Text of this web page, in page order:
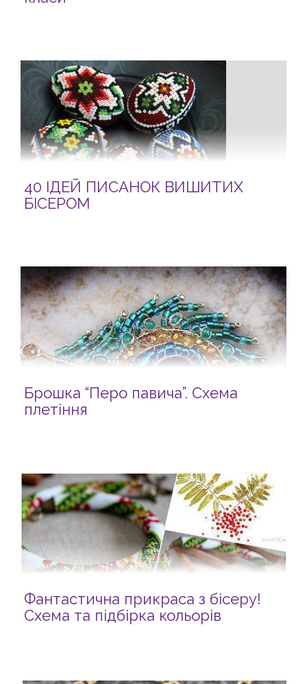
40 ІДЕЙ ПИСАНОК ВИШИТИХ
БІСЕРОМ
Брошка “Перо павича”. Схема
плетіння
Фантастична прикраса з бісеру!
Схема та підбірка кольорів